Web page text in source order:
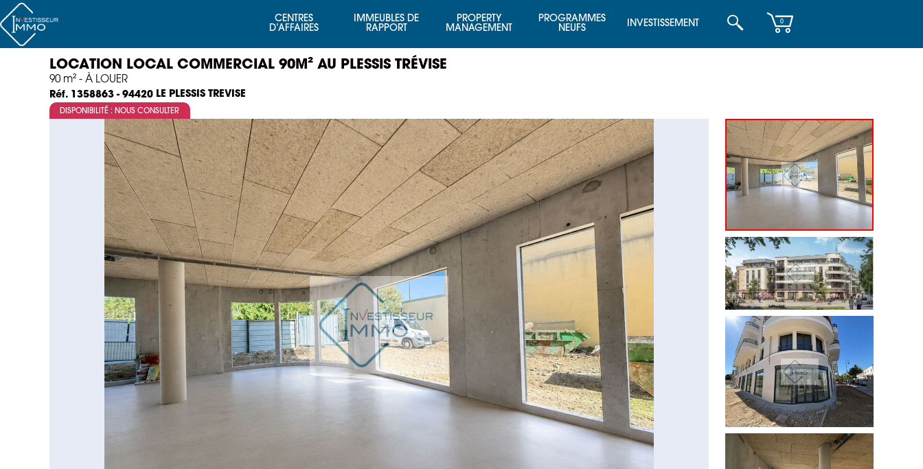
CENTRES
D’AFFAIRES
IMMEUBLES DE
RAPPORT
PROPERTY
MANAGEMENT
PROGRAMMES
NEUFS
INVESTISSEMENT 0
LOCATION LOCAL COMMERCIAL 90M² AU PLESSIS TRÉVISE
90 m² - À LOUER
Réf. 1358863 - 94420 LE PLESSIS TREVISE
DISPONIBILITÉ : NOUS CONSULTER